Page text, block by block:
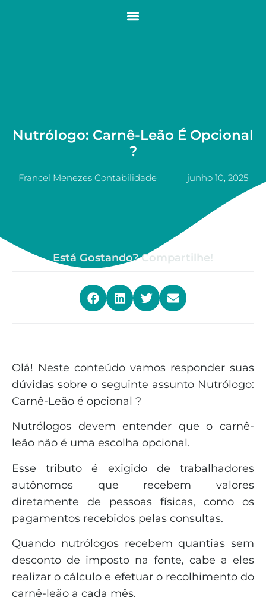
Nutrólogo: Carnê-Leão É Opcional
?
Francel Menezes Contabilidade junho 10, 2025
Está Gostando? Compartilhe!
Olá! Neste conteúdo vamos responder suas
dúvidas sobre o seguinte assunto Nutrólogo:
Carnê-Leão é opcional ?
Nutrólogos devem entender que o carnê-
leão não é uma escolha opcional.
Esse tributo é exigido de trabalhadores
autônomos que recebem valores
diretamente de pessoas físicas, como os
pagamentos recebidos pelas consultas.
Quando nutrólogos recebem quantias sem
desconto de imposto na fonte, cabe a eles
realizar o cálculo e efetuar o recolhimento do
carnê-leão a cada mês.